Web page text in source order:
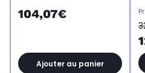
104,07€
Ajouter au panier